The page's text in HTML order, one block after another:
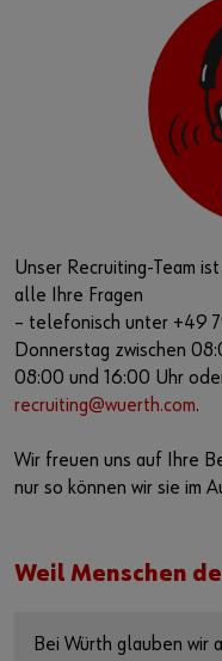
Unser Recruiting-Team
alle Ihre Fragen
– telefonisch unter +49
Donnerstag zwischen
08:00 und 16:00 Uhr
recruiting@wuerth.com.
Wir freuen uns auf Ihre
nur so können wir sie im
Weil Menschen
Bei Würth glauben wir